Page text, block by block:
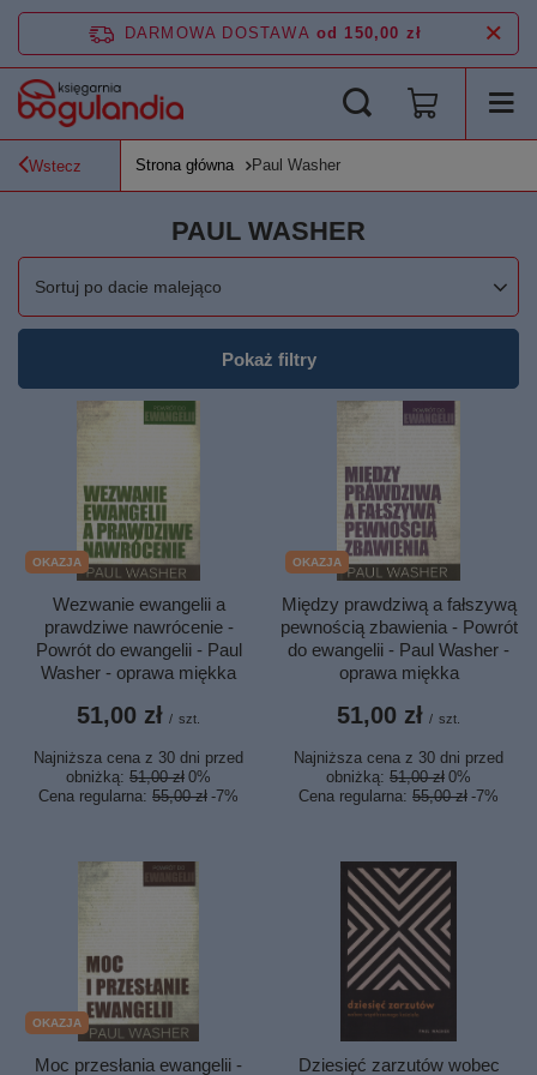
DARMOWA DOSTAWA od 150,00 zł
Wstecz Strona główna Paul Washer
PAUL WASHER
Zmień sortowanie
Sortuj po dacie malejąco
Pokaż filtry
OKAZJA
Wezwanie ewangelii a
prawdziwe nawrócenie -
Powrót do ewangelii - Paul
Washer - oprawa miękka
51,00 zł / szt.
Najniższa cena z 30 dni przed
obniżką: 51,00 zł 0%
Cena regularna: 55,00 zł -7%
OKAZJA
Między prawdziwą a fałszywą
pewnością zbawienia - Powrót
do ewangelii - Paul Washer -
oprawa miękka
51,00 zł / szt.
Najniższa cena z 30 dni przed
obniżką: 51,00 zł 0%
Cena regularna: 55,00 zł -7%
OKAZJA
Moc przesłania ewangelii -
Dziesięć zarzutów wobec